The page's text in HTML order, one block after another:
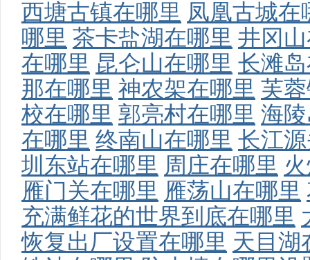
西塘古镇在哪里 凤凰古城在
哪里 茶卡盐湖在哪里 井冈
在哪里 昆仑山在哪里 长滩
那在哪里 神农架在哪里 芙
校在哪里 郭亮村在哪里 海
在哪里 终南山在哪里 长江
圳东站在哪里 周庄在哪里
雁门关在哪里 雁荡山在哪里
充满鲜花的世界到底在哪里
恢复出厂设置在哪里 天目湖